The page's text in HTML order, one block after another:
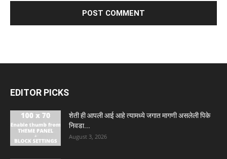
EDITOR PICKS
शेती ही आपली आई आहे त्यामध्ये जगात मागणी असलेली पिके
निवडा...
August 3, 2026